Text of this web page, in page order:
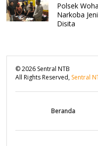
Polsek
Narkoba
Disita
©2026 Sentral NTB
All Rights Reserved, Sentral
Beranda